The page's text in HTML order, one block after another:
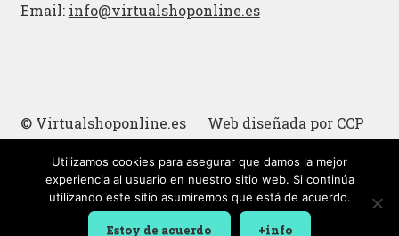
Email: info@virtualshoponline.es
© Virtualshoponline.es Web diseñada por CCP
Cadena
Cucharas de madera
Utilizamos cookies para asegurar que damos la mejor
experiencia al usuario en nuestro sitio web. Si continúa
utilizando este sitio asumiremos que está de acuerdo.
Estoy de acuerdo +info